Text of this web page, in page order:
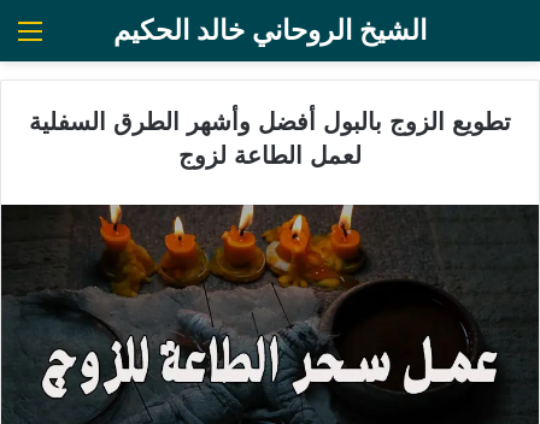
الشيخ الروحاني خالد الحكيم
تطويع الزوج بالبول أفضل وأشهر الطرق السفلية
لعمل الطاعة لزوج